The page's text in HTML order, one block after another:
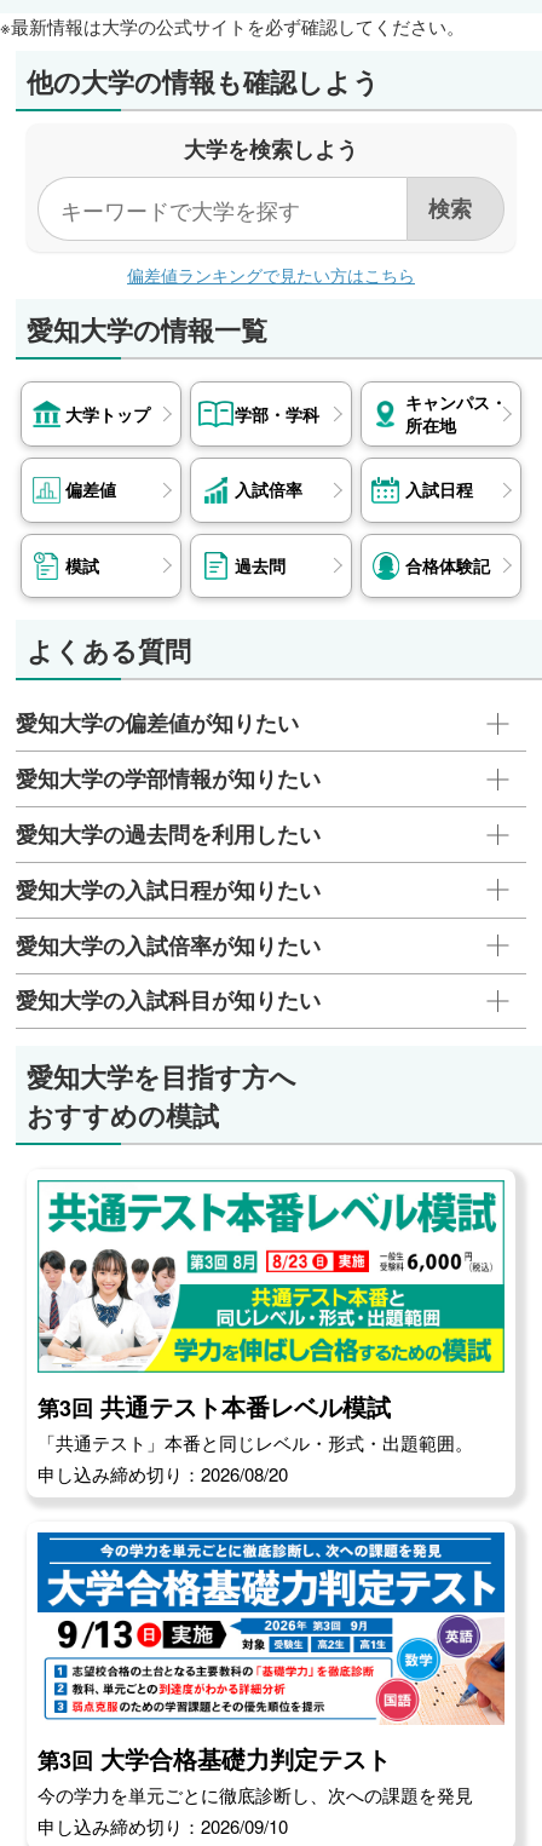
火災保険、公立学校教員（愛知県） 他
法学部
愛知県警察、市職員（名古屋市、岡崎市）、県職
行、百五銀行、岡崎信用金庫、日本電子計算 他
経営学部
あいちフィナンシャルグループ、十六フィナンシ
ディングス、大垣共立銀行、百五銀行、県職員
（愛知県）、日本郵便、山善、マイナビ、アルフ
レッサ 他
現代中国学部
エイチ・アイ・エス、ドリームスカイ名古屋、名
港海運、ヤマザキマザック、住友電装、村田機
械、東海東京フィナンシャル・ホールディング
ス、三協立山、碧海信用金庫、愛知県警察 他
地域政策学部
スズキ、サーラエナジー、碧海信用金庫、岡崎信
用金庫、県職員（静岡県、愛知県）、市職員（静
岡市）、遠州鉄道、岡谷鋼機 他など
愛知大学スポーツ奨学金
【貸与】日本学生支援機構（第一、二種）
通信教育部
短期大学部
あり
※最新情報は大学の公式サイトを必ず確認してください。
他の大学の情報も確認しよう
大学を検索しよう
偏差値ランキングで見たい方はこちら
愛知大学の情報一覧
大学トップ 学部・学科
キャンパス・
所在地
偏差値 入試倍率 入試日程
模試 過去問 合格体験記
よくある質問
愛知大学の偏差値が知りたい
愛知大学の学部情報が知りたい
愛知大学の過去問を利用したい
愛知大学の入試日程が知りたい
愛知大学の入試倍率が知りたい
愛知大学の入試科目が知りたい
愛知大学を目指す方へ
おすすめの模試
第3回 共通テスト本番レベル模試
「共通テスト」本番と同じレベル・形式・出題範囲。
申し込み締め切り：2026/08/20
第3回 大学合格基礎力判定テスト
今の学力を単元ごとに徹底診断し、次への課題を発見
申し込み締め切り：2026/09/10